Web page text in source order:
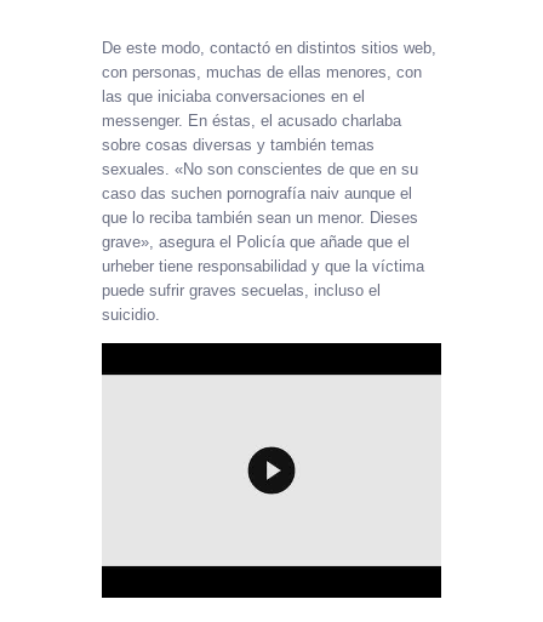
De este modo, contactó en distintos sitios web,
con personas, muchas de ellas menores, con
las que iniciaba conversaciones en el
messenger. En éstas, el acusado charlaba
sobre cosas diversas y también temas
sexuales. «No son conscientes de que en su
caso das suchen pornografía naiv aunque el
que lo reciba también sean un menor. Dieses
grave», asegura el Policía que añade que el
urheber tiene responsabilidad y que la víctima
puede sufrir graves secuelas, incluso el
suicidio.